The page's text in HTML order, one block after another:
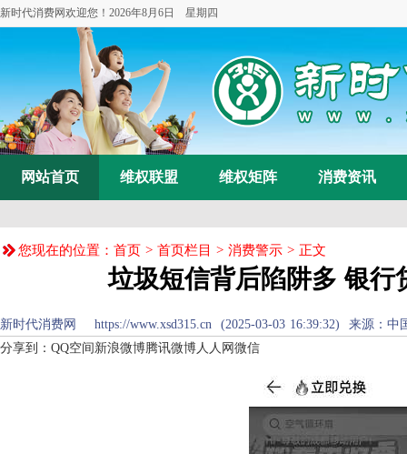
新时代消费网欢迎您！ 2026年8月6日 星期四
网站首页 维权联盟 维权矩阵 消费资讯
您现在的位置： 首页 > 首页栏目 > 消费警示 > 正文
垃圾短信背后陷阱多 银行
新时代消费网 https://www.xsd315.cn (2025-03-03 16:39:32) 来源： 中
分享到： QQ空间 新浪微博腾讯微博人人网 微信